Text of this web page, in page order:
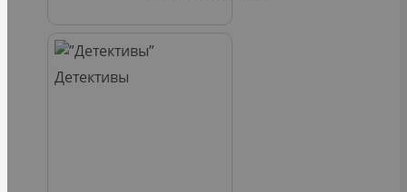
Детективы